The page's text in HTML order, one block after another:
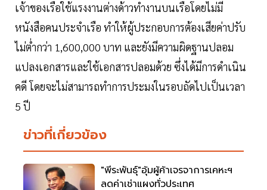
เจ้าของเรือใช้แรงงานต่างด้าวทำงานบนเรือโดยไม่มี
หนังสือคนประจำเรือ ทำให้ผู้ประกอบการต้องเสียค่าปรับ
ไม่ต่ำกว่า 1,600,000 บาท และยังมีความผิดฐานปลอม
แปลงเอกสารและใช้เอกสารปลอมด้วย ซึ่งได้มีการดำเนิน
คดี โดยจะไม่สามารถทำการประมงในรอบถัดไปเป็นเวลา
5 ปี
ข่าวที่เกี่ยวข้อง
"พีระพันธุ์"อุ้มผู้ค้าเจรจาการเคหะฯ
ลดค่าเช่าแผงทั่วประเทศ